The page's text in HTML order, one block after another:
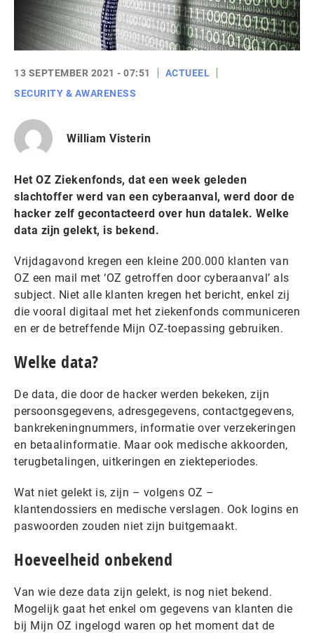
13 SEPTEMBER 2021 - 07:51
ACTUEEL
SECURITY & AWARENESS
William Visterin
Het OZ Ziekenfonds, dat een week geleden
slachtoffer werd van een cyberaanval, werd door de
hacker zelf gecontacteerd over hun datalek. Welke
data zijn gelekt, is bekend.
Vrijdagavond kregen een kleine 200.000 klanten van
OZ een mail met ‘OZ getroffen door cyberaanval’ als
subject. Niet alle klanten kregen het bericht, enkel zij
die vooral digitaal met het ziekenfonds communiceren
en er de betreffende Mijn OZ-toepassing gebruiken.
Welke data?
De data, die door de hacker werden bekeken, zijn
persoonsgegevens, adresgegevens, contactgegevens,
bankrekeningnummers, informatie over verzekeringen
en betaalinformatie. Maar ook medische akkoorden,
terugbetalingen, uitkeringen en ziekteperiodes.
Wat niet gelekt is, zijn – volgens OZ –
klantendossiers en medische verslagen. Ook logins en
paswoorden zouden niet zijn buitgemaakt.
Hoeveelheid onbekend
Van wie deze data zijn gelekt, is nog niet bekend.
Mogelijk gaat het enkel om gegevens van klanten die
bij Mijn OZ ingelogd waren op het moment dat de